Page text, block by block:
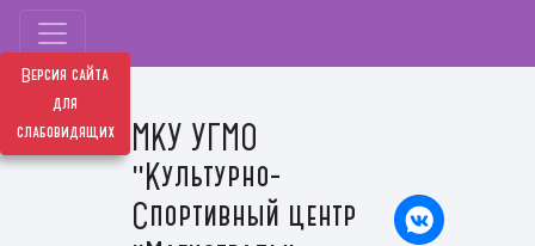
Версия сайта
для
слабовидящих
МКУ УГМО
"Культурно-
Спортивный центр